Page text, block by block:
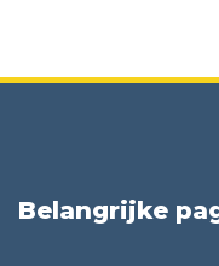
Belangrijke